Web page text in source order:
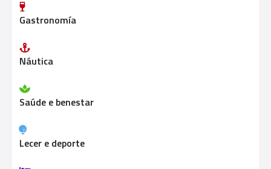
ó
n
d
e
o
Gastronomía
Náutica
Saúde e benestar
Lecer e deporte